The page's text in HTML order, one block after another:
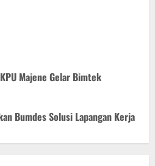
Majene Gelar Bimtek
Bumdes Solusi Lapangan Kerja